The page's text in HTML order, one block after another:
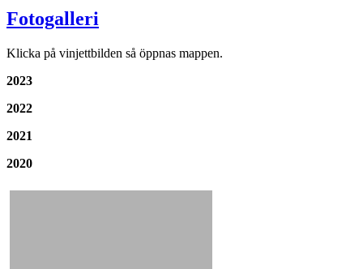
Fotogalleri
Klicka på vinjettbilden så öppnas mappen.
2023
2022
2021
2020